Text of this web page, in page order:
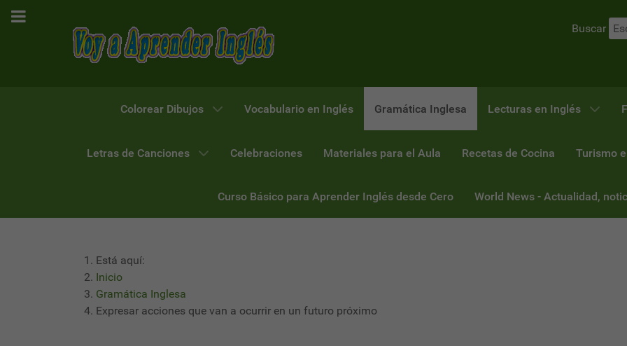
Buscar
Colorear Dibujos Vocabulario en Inglés Gramática Inglesa Lecturas en Inglés
Letras de Canciones Celebraciones Materiales para el Aula Recetas de Cocina Turismo
Curso Básico para Aprender Inglés desde Cero World News - Actualidad,
Está aquí:
Inicio
Gramática Inglesa
Expresar acciones que van a ocurrir en un futuro próximo